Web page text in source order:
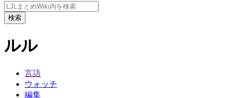
検索
ルル
言語
ウォッチ
編集